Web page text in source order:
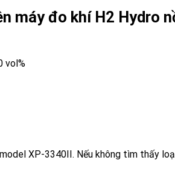
máy đo khí H2 Hydro
vol%
XP-3340II. Nếu không tìm thấy